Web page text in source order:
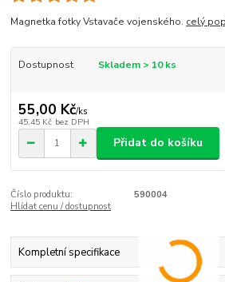
Magnetka fotky Vstavače vojenského. celý
Dostupnost Skladem > 10 ks
55,00 Kč/ks
45,45 Kč bez DPH
Přidat do košíku
Číslo produktu:
590004
Hlídat cenu / dostupnost
Kompletní specifikace